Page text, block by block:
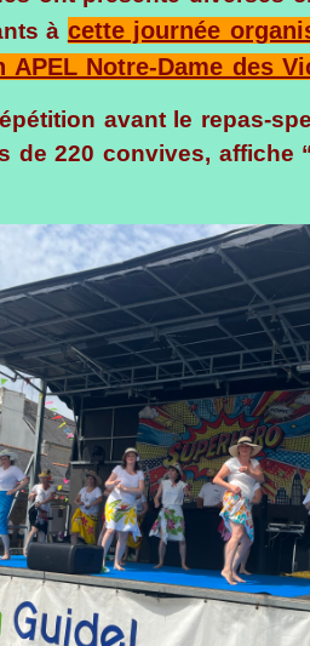
à cette journée
APEL Notre-Dame des
avant le repas-
de 220 convives, affiche